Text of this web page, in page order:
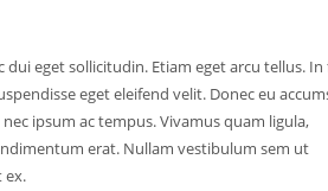
eget sollicitudin. Etiam eget arcu tellus. In
eget eleifend velit. Donec eu
ipsum ac tempus. Vivamus quam ligula,
erat. Nullam vestibulum sem ut
ex.